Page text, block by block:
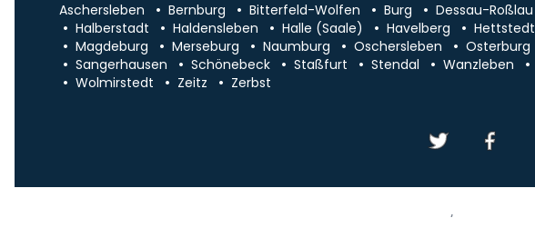
Aschersleben Bernburg Bitterfeld-Wolfen Burg Dessau-Roßlau
Halberstadt
Haldensleben Halle (Saale) Havelberg Hettstedt
Magdeburg
Merseburg Naumburg Oschersleben Osterburg
Sangerhausen
Schönebeck Staßfurt Stendal Wanzleben
Wolmirstedt
Zeitz Zerbst
Impressum/Kontakt